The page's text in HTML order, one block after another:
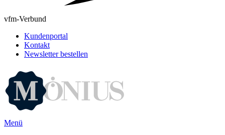
vfm-Verbund
Kundenportal
Kontakt
Newsletter bestellen
Menü